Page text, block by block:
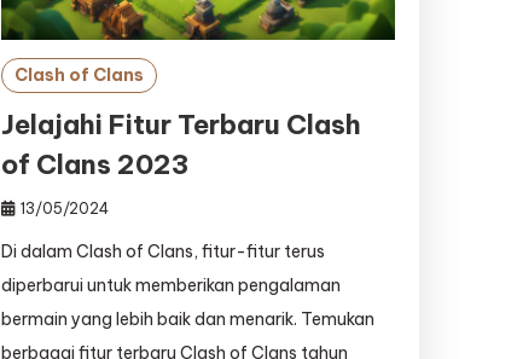
Clash of Clans
Jelajahi Fitur Terbaru Clash
of Clans 2023
13/05/2024
Di dalam Clash of Clans, fitur-fitur terus
diperbarui untuk memberikan pengalaman
bermain yang lebih baik dan menarik. Temukan
berbagai fitur terbaru Clash of Clans tahun